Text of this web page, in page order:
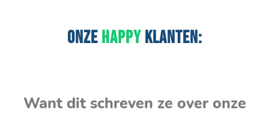
ONZEHAPPYKLANTEN:
Want dit schreven ze over onze